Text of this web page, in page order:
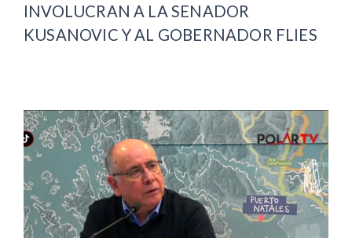
INVOLUCRAN A LA SENADOR
KUSANOVIC Y AL GOBERNADOR FLIES